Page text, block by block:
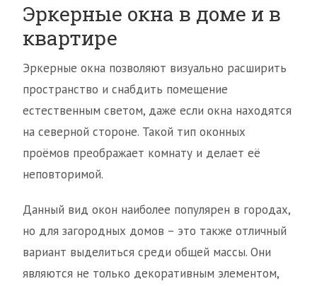
Эркерные окна в доме и в
квартире
Эркерные окна позволяют визуально расширить
пространство и снабдить помещение
естественным светом, даже если окна находятся
на северной стороне. Такой тип оконных
проёмов преображает комнату и делает её
неповторимой.
Данный вид окон наиболее популярен в городах,
но для загородных домов – это также отличный
вариант выделиться среди общей массы. Они
являются не только декоративным элементом,